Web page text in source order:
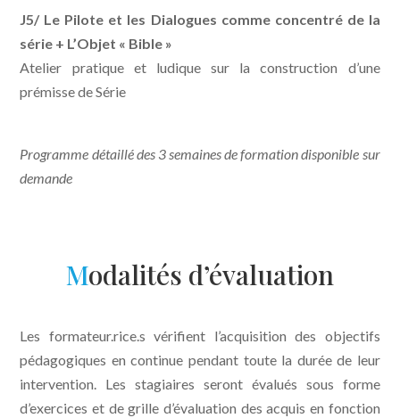
J5/ Le Pilote et les Dialogues comme concentré de la
série + L’Objet « Bible »
Atelier pratique et ludique sur la construction d’une
prémisse de Série
Programme détaillé des 3 semaines de formation disponible sur
demande
Modalités d’évaluation
Les formateur.rice.s vérifient l’acquisition des objectifs
pédagogiques en continue pendant toute la durée de leur
intervention. Les stagiaires seront évalués sous forme
d’exercices et de grille d’évaluation des acquis en fonction